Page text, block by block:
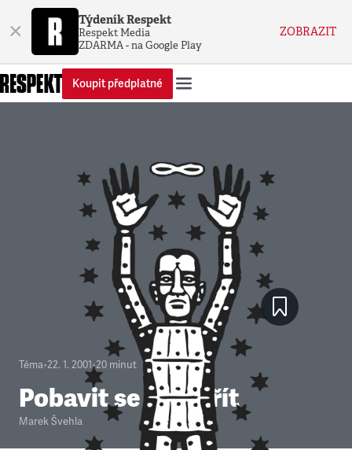
× Týdeník Respekt
Respekt Media
ZDARMA - na Google Play
ZOBRAZIT
Koupit předplatné
Téma•22. 1. 2001•20 minut
Pobavit se a zemřít
Marek Švehla